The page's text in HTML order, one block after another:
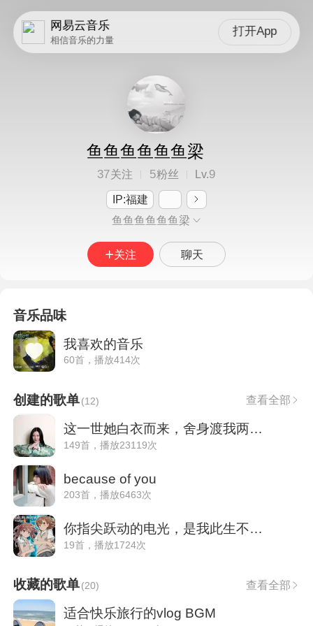
网易云音乐
相信音乐的力量
打开App
鱼鱼鱼鱼鱼鱼梁
37关注 5粉丝 Lv.9
IP:福建
鱼鱼鱼鱼鱼鱼梁
关注 聊天
音乐品味
我喜欢的音乐
60首，播放414次
创建的歌单(12) 查看全部
这一世她白衣而来，舍身渡我两仪之惑。
149首，播放23119次
because of you
203首，播放6463次
你指尖跃动的电光，是我此生不变的信仰。
19首，播放1724次
收藏的歌单(20) 查看全部
适合快乐旅行的vlog BGM